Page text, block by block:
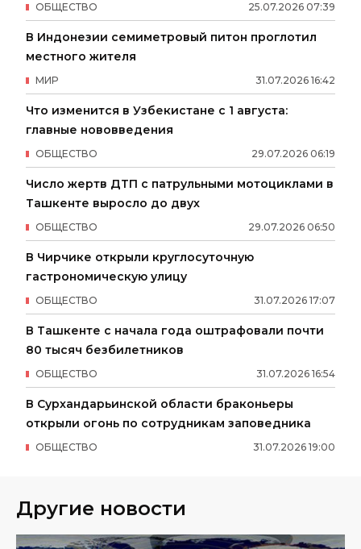
25.07.2026 07:39
ОБЩЕСТВО
В Индонезии семиметровый питон проглотил
местного жителя
31.07.2026 16:42
МИР
Что изменится в Узбекистане с 1 августа:
главные нововведения
29.07.2026 06:19
ОБЩЕСТВО
Число жертв ДТП с патрульными мотоциклами в
Ташкенте выросло до двух
29.07.2026 06:50
ОБЩЕСТВО
В Чирчике открыли круглосуточную
гастрономическую улицу
31.07.2026 17:07
ОБЩЕСТВО
В Ташкенте с начала года оштрафовали почти
80 тысяч безбилетников
31.07.2026 16:54
ОБЩЕСТВО
В Сурхандарьинской области браконьеры
открыли огонь по сотрудникам заповедника
31.07.2026 19:00
ОБЩЕСТВО
Другие новости